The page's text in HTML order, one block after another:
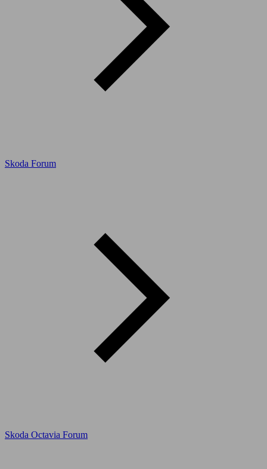
Skoda Forum
Skoda Octavia Forum